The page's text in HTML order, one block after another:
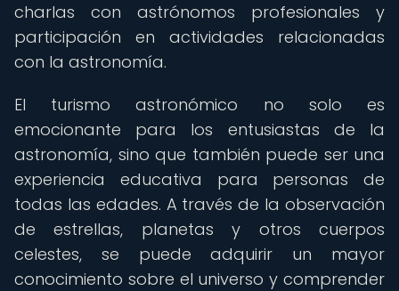
charlas con astrónomos profesionales y
participación en actividades relacionadas
con la astronomía.
El turismo astronómico no solo es
emocionante para los entusiastas de la
astronomía, sino que también puede ser una
experiencia educativa para personas de
todas las edades. A través de la observación
de estrellas, planetas y otros cuerpos
celestes, se puede adquirir un mayor
conocimiento sobre el universo y comprender